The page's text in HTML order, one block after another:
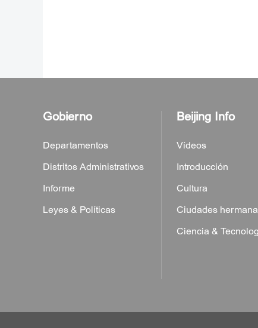
Gobierno
Departamentos
Distritos Administrativos
Informe
Leyes & Políticas
Beijing Info
Vídeos
Introducción
Cultura
Ciudades
Ciencia &